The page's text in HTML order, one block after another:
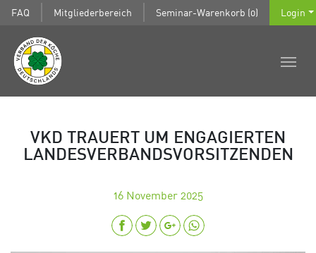
FAQ Mitgliederbereich Seminar-Warenkorb (0) Login
VKD TRAUERT UM ENGAGIERTEN
LANDESVERBANDSVORSITZENDEN
16 November 2025